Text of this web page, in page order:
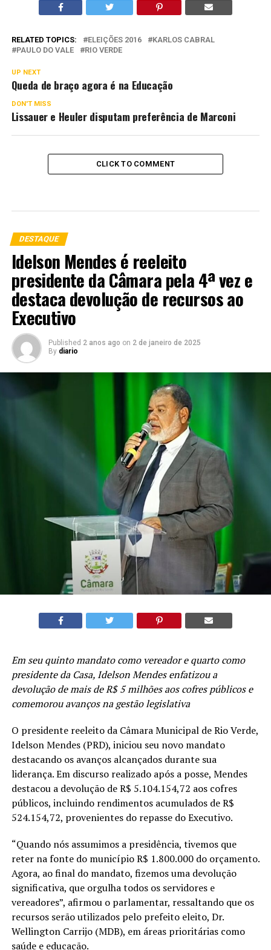
RELATED TOPICS: ELEIÇÕES 2016
KARLOS CABRAL
PAULO DO VALE
RIO VERDE
UP NEXT
Queda de braço agora é na Educação
DON'T MISS
Lissauer e Heuler disputam preferência de Marconi
CLICK TO COMMENT
DESTAQUE
Idelson Mendes é reeleito
presidente da Câmara pela 4ª vez e
destaca devolução de recursos ao
Executivo
Published 2 anos ago on 2 de janeiro de 2025
By diario
Em seu quinto mandato como vereador e quarto como
presidente da Casa, Idelson Mendes enfatizou a
devolução de mais de R$ 5 milhões aos cofres públicos e
comemorou avanços na gestão legislativa
O presidente reeleito da Câmara Municipal de Rio Verde,
Idelson Mendes (PRD), iniciou seu novo mandato
destacando os avanços alcançados durante sua
liderança. Em discurso realizado após a posse, Mendes
destacou a devolução de R$ 5.104.154,72 aos cofres
públicos, incluindo rendimentos acumulados de R$
524.154,72, provenientes do repasse do Executivo.
“Quando nós assumimos a presidência, tivemos que
reter na fonte do município R$ 1.800.000 do orçamento.
Agora, ao final do mandato, fizemos uma devolução
significativa, que orgulha todos os servidores e
vereadores”, afirmou o parlamentar, ressaltando que os
recursos serão utilizados pelo prefeito eleito, Dr.
Wellington Carrijo (MDB), em áreas prioritárias como
saúde e educação.